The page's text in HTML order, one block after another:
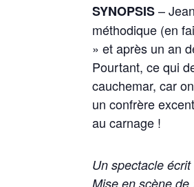
SYNOPSIS–
méthodique (en
» et après un an
Pourtant, ce qui
cauchemar, car
un confrère
au carnage !
Un spectacle
Mise en scène